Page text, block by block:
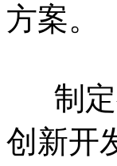
方案。
制定
创新开